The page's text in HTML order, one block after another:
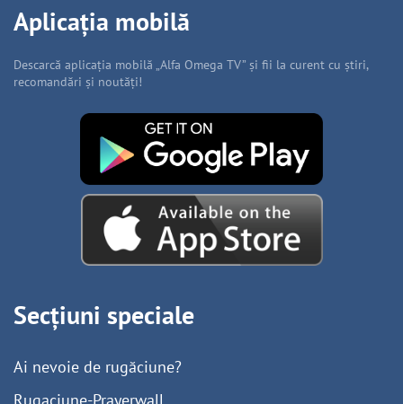
Aplicația mobilă
Descarcă aplicația mobilă „Alfa Omega TV” și fii la curent cu știri,
recomandări și noutăți!
Secțiuni speciale
Ai nevoie de rugăciune?